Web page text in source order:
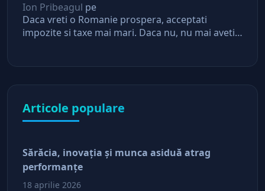
Ion Pribeagul pe
Daca vreti o Romanie prospera, acceptati
impozite si taxe mai mari. Daca nu, nu mai aveti
Articole populare
Sărăcia, inovaţia şi munca asiduă atrag
performanţe
18 aprilie 2026